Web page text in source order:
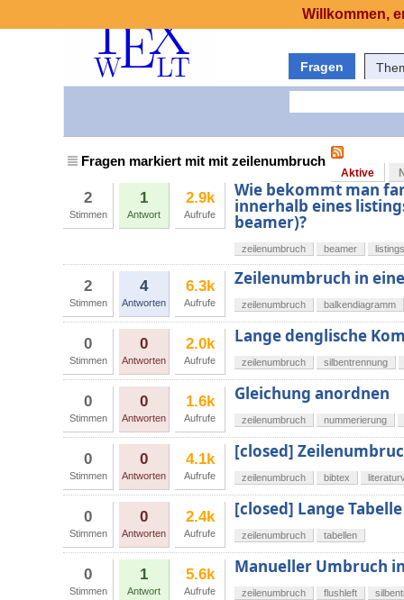
Fragen
Fragen markiert mit mit zeilenumbruch
Aktive
2
Stimmen
1
Antwort
2.9k
Aufrufe
Wie bekommt man
innerhalb eines
beamer)?
zeilenumbruch beamer listings
2
Stimmen
4
Antworten
6.3k
Aufrufe
Zeilenumbruch in
zeilenumbruch balkendiagramm
0
Stimmen
0
Antworten
2.0k
Aufrufe
Lange denglische
zeilenumbruch silbentrennung
0
Stimmen
0
Antworten
1.6k
Aufrufe
Gleichung anordnen
zeilenumbruch nummerierung
0
Stimmen
0
Antworten
4.1k
Aufrufe
[closed]
zeilenumbruch bibtex
0
Stimmen
0
Antworten
2.4k
Aufrufe
[closed] Lange
zeilenumbruch tabellen
0
Stimmen
1
Antwort
5.6k
Aufrufe
Manueller Umbruch
zeilenumbruch flushleft
Willkommen,